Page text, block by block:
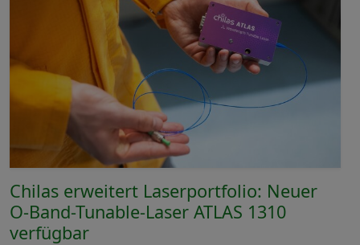
Chilas erweitert Laserportfolio: Neuer
O-Band-Tunable-Laser ATLAS 1310
verfügbar